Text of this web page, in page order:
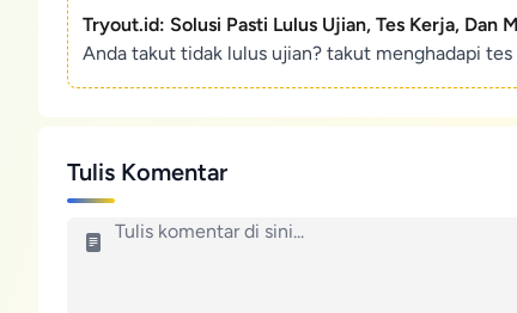
Tryout.id: Solusi Pasti Lulus Ujian, Tes Kerja, Dan
Anda takut tidak lulus ujian? takut menghadapi
Tulis Komentar